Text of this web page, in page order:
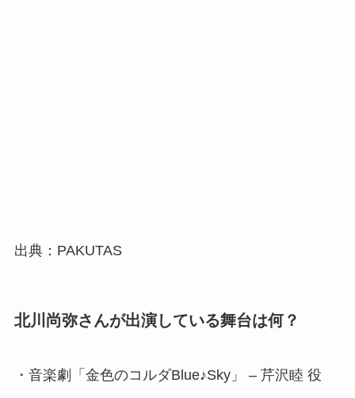
出典：PAKUTAS
北川尚弥さんが出演している舞台は何？
・音楽劇「金色のコルダBlue♪Sky」 – 芹沢睦 役